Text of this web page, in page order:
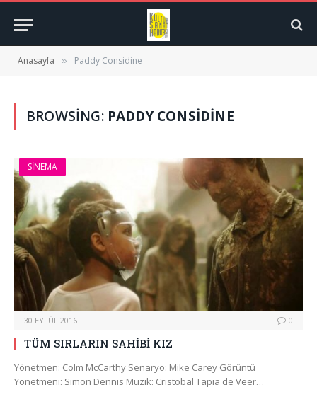
Anasayfa » Paddy Considine
BROWSING: PADDY CONSIDINE
SINEMA
30 EYLÜL 2016 0
TÜM SIRLARIN SAHİBİ KIZ
Yönetmen: Colm McCarthy Senaryo: Mike Carey Görüntü
Yönetmeni: Simon Dennis Müzik: Cristobal Tapia de Veer…